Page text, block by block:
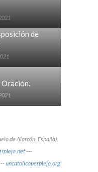
de
de Alarcón. España).
---
uncatolicoperplejo.org